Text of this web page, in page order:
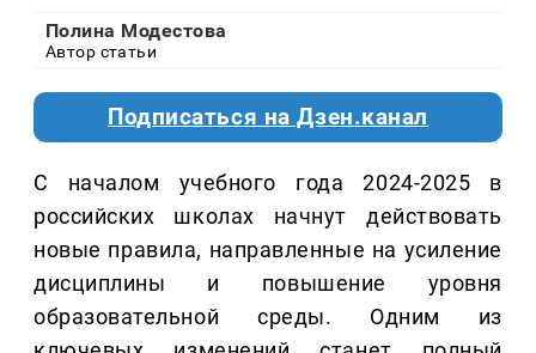
Полина Модестова
Автор статьи
Подписаться на Дзен.канал
С началом учебного года 2024-2025 в
российских школах начнут действовать
новые правила, направленные на усиление
дисциплины и повышение уровня
образовательной среды. Одним из